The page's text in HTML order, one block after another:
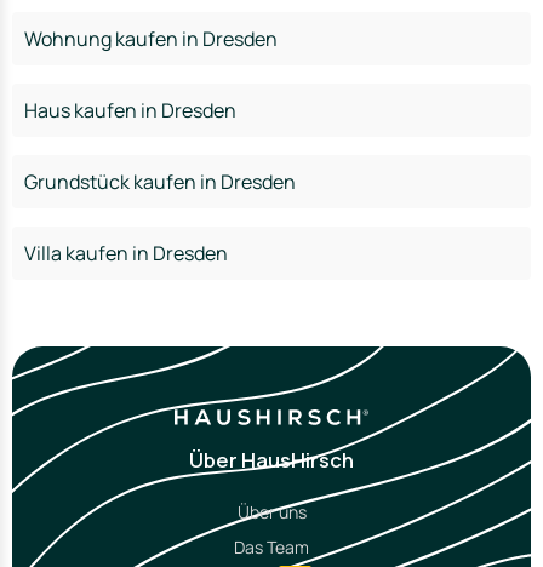
Wohnung kaufen in Dresden
Haus kaufen in Dresden
Grundstück kaufen in Dresden
Villa kaufen in Dresden
Über HausHirsch
Über uns
Das Team